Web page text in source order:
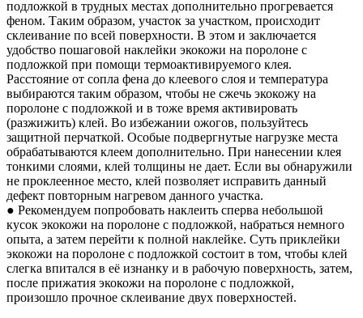
подложкой в трудных местах дополнительно прогревается
феном. Таким образом, участок за участком, происходит
склеивание по всей поверхности. В этом и заключается
удобство пошаговой наклейки экокожи на поролоне с
подложкой при помощи термоактивируемого клея.
Расстояние от сопла фена до клеевого слоя и температура
выбираются таким образом, чтобы не сжечь экокожу на
поролоне с подложкой и в тоже время активировать
(разжижить) клей. Во избежании ожогов, пользуйтесь
защитной перчаткой. Особые подвергнутые нагрузке места
обрабатываются клеем дополнительно. При нанесении клея
тонкими слоями, клей толщины не дает. Если вы обнаружили
не проклеенное место, клей позволяет исправить данный
дефект повторным нагревом данного участка.
● Рекомендуем попробовать наклеить сперва небольшой
кусок экокожи на поролоне с подложкой, набраться немного
опыта, а затем перейти к полной наклейке. Суть приклейки
экокожи на поролоне с подложкой состоит в том, чтобы клей
слегка впитался в её изнанку и в рабочую поверхность, затем,
после прижатия экокожи на поролоне с подложкой,
произошло прочное склеивание двух поверхностей.